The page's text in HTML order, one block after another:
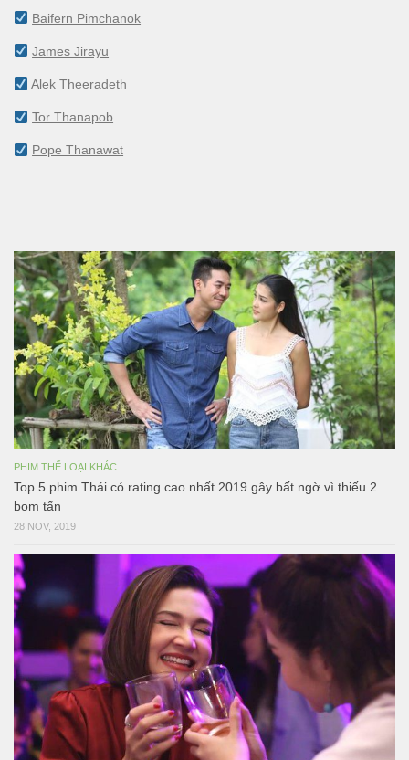
Baifern Pimchanok
James Jirayu
Alek Theeradeth
Tor Thanapob
Pope Thanawat
PHIM THỂ LOẠI KHÁC
Top 5 phim Thái có rating cao nhất 2019 gây bất ngờ vì thiếu 2
bom tấn
28 NOV, 2019